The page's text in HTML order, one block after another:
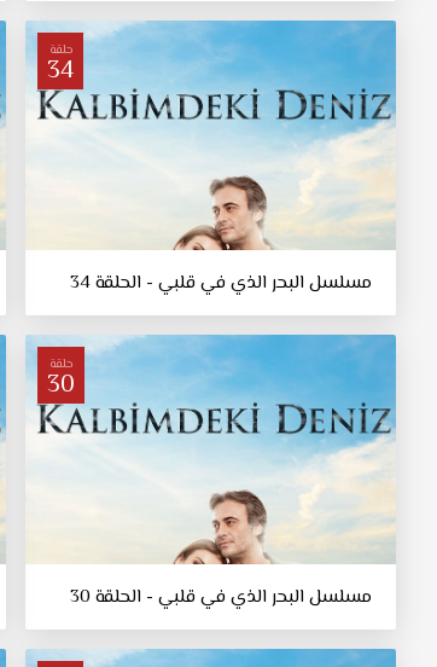
حلقة
34
مسلسل البحر الذي في قلبي - الحلقة 34
حلقة
30
مسلسل البحر الذي في قلبي - الحلقة 30